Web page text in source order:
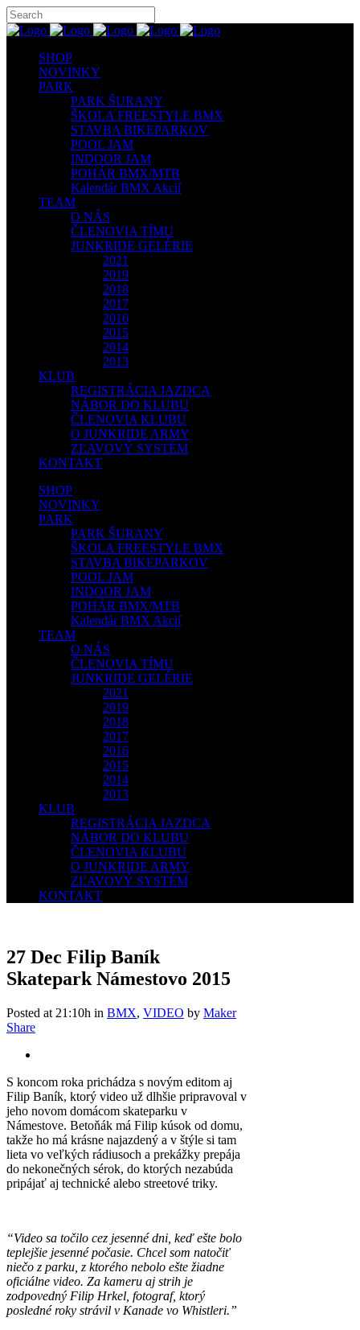
SHOP
NOVINKY
PARK
PARK ŠURANY
ŠKOLA FREESTYLE BMX
STAVBA BIKEPARKOV
POOL JAM
INDOOR JAM
POHÁR BMX/MTB
Kalendár BMX Akcií
TEAM
O NÁS
ČLENOVIA TÍMU
JUNKRIDE GELÉRIE
2021
2019
2018
2017
2016
2015
2014
2013
KLUB
REGISTRÁCIA JAZDCA
NÁBOR DO KLUBU
ČLENOVIA KLUBU
O JUNKRIDE ARMY
ZĽAVOVÝ SYSTÉM
KONTAKT
SHOP
NOVINKY
PARK
PARK ŠURANY
ŠKOLA FREESTYLE BMX
STAVBA BIKEPARKOV
POOL JAM
INDOOR JAM
POHÁR BMX/MTB
Kalendár BMX Akcií
TEAM
O NÁS
ČLENOVIA TÍMU
JUNKRIDE GELÉRIE
2021
2019
2018
2017
2016
2015
2014
2013
KLUB
REGISTRÁCIA JAZDCA
NÁBOR DO KLUBU
ČLENOVIA KLUBU
O JUNKRIDE ARMY
ZĽAVOVÝ SYSTÉM
KONTAKT
27 Dec Filip Baník
Skatepark Námestovo 2015
Posted at 21:10h in BMX, VIDEO by Maker
Share
S koncom roka prichádza s novým editom aj
Filip Baník, ktorý video už dlhšie pripravoval v
jeho novom domácom skateparku v
Námestove. Betoňák má Filip kúsok od domu,
takže ho má krásne najazdený a v štýle si tam
lieta vo veľkých rádiusoch a prekážky prepája
do nekonečných sérok, do ktorých nezabúda
pripájať aj technické alebo streetové triky.
“Video sa točilo cez jesenné dni, keď ešte bolo
teplejšie jesenné počasie. Chcel som natočiť
niečo z parku, z ktorého nebolo ešte žiadne
oficiálne video. Za kameru aj strih je
zodpovedný Filip Hrkel, fotograf, ktorý
posledné roky strávil v Kanade vo Whistleri.”